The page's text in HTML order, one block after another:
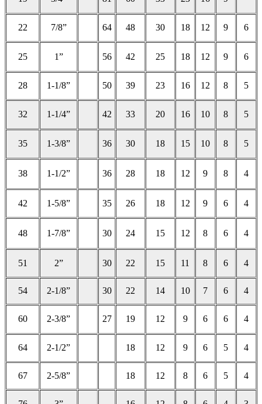
22 7/8” 64 48 30 18 12 9 6
25 1” 56 42 25 18 12 9 6
28 1-1/8” 50 39 23 16 12 8 5
32 1-1/4” 42 33 20 16 10 8 5
35 1-3/8” 36 30 18 15 10 8 5
38 1-1/2” 36 28 18 12 9 8 4
42 1-5/8” 35 26 18 12 9 6 4
48 1-7/8” 30 24 15 12 8 6 4
51 2” 30 22 15 11 8 6 4
54 2-1/8” 30 22 14 10 7 6 4
60 2-3/8” 27 19 12 9 6 6 4
64 2-1/2” 18 12 9 6 5 4
67 2-5/8” 18 12 8 6 5 4